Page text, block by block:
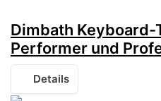
Dimbath
Performer und
Details